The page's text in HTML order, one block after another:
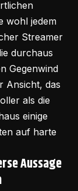
wohl jedem
Streamer
durchaus
Gegenwind
Ansicht, das
als die
einige
auf harte
Aussage